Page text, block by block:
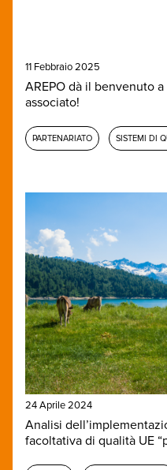
11 Febbraio 2025
AREPO dà il benvenuto
associato!
PARTENARIATO SISTEMI DI
24 Aprile 2024
Analisi
facoltativa di qualità UE